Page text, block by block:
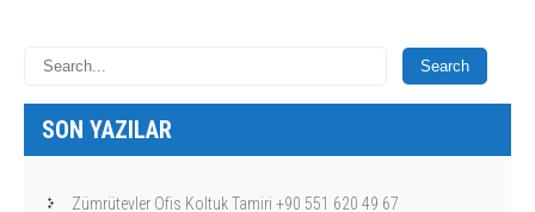
SON YAZILAR
Zümrütevler Ofis Koltuk Tamiri +90 551 620 49 67